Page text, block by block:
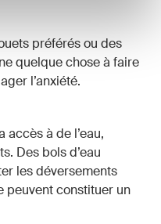
préférés ou des
quelque chose à faire
l’anxiété.
accès à de l’eau,
Des bols d’eau
les déversements
peuvent constituer un